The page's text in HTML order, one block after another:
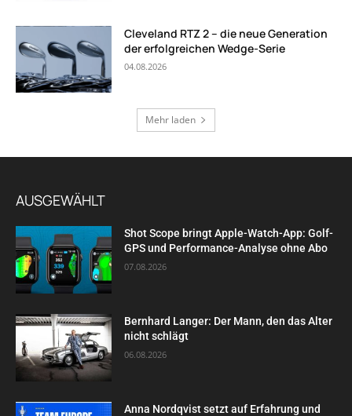
Cleveland RTZ 2 – die neue Generation
der erfolgreichen Wedge-Serie
04.08.2026
Mehr laden
AUSGEWÄHLT
Shot Scope bringt Apple-Watch-App: Golf-
GPS und Performance-Analyse ohne Abo
07.08.2026
Bernhard Langer: Der Mann, den das Alter
nicht schlägt
06.08.2026
Anna Nordqvist setzt auf Erfahrung und